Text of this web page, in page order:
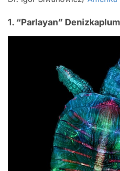
1. “Parlayan”